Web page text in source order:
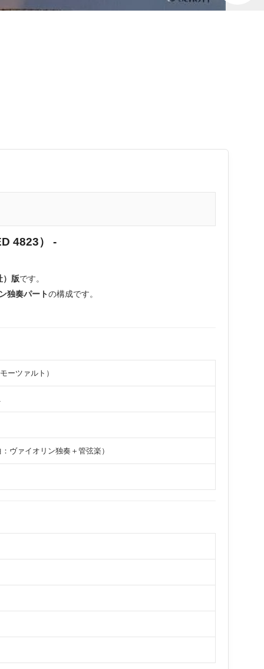
4823） -
版です。
独奏パートの構成です。
ーツァルト）
ヴァイオリン独奏＋管弦楽）